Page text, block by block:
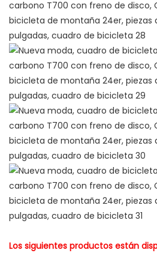
Los siguientes productos están